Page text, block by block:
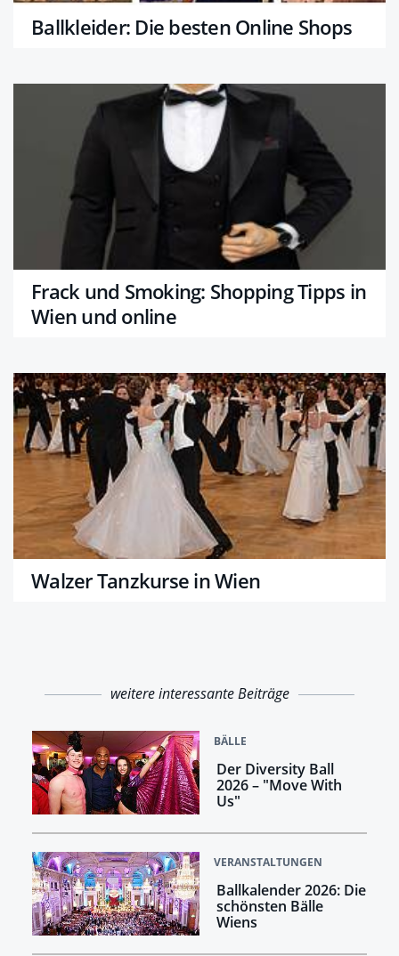
Ballkleider: Die besten Online Shops
Frack und Smoking: Shopping Tipps in
Wien und online
Walzer Tanzkurse in Wien
weitere interessante Beiträge
BÄLLE
Der Diversity Ball
2026 – "Move With
Us"
VERANSTALTUNGEN
Ballkalender 2026: Die
schönsten Bälle
Wiens